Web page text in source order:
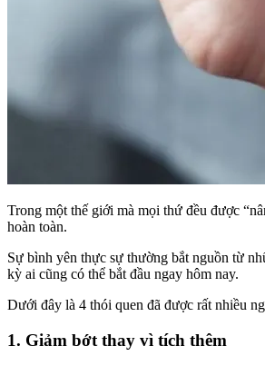
Trong một thế giới mà mọi thứ đều được
hoàn toàn.
Sự bình yên thực sự thường bắt nguồn từ
kỳ ai cũng có thể bắt đầu ngay hôm nay.
Dưới đây là 4 thói quen đã được rất nhiều
1. Giảm bớt thay vì tích thêm